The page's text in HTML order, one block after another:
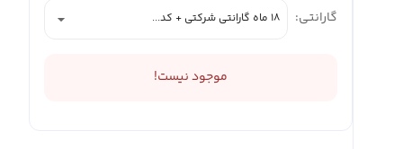
گارانتی: 18 ماه گارانتی شرکتی + کد...
موجود نیست!